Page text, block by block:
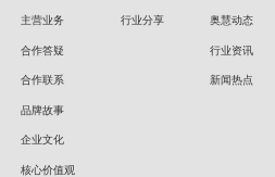
主营业务
合作答疑
合作联系
品牌故事
企业文化
核心价值观
行业分享 奥慧动态
行业资讯
新闻热点